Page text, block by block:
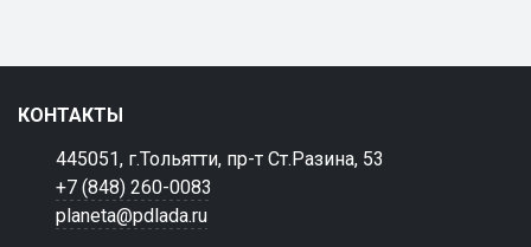
КОНТАКТЫ
445051, г.Тольятти, пр-т Ст.Разина, 53
+7 (848) 260-0083
planeta@pdlada.ru